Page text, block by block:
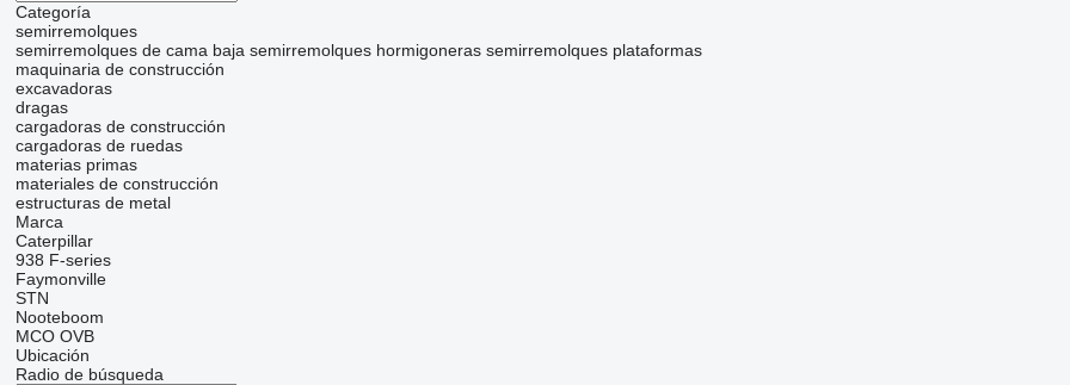
Categoría
semirremolques
semirremolques de cama baja semirremolques hormigoneras semirremolques plataformas
maquinaria de construcción
excavadoras
dragas
cargadoras de construcción
cargadoras de ruedas
materias primas
materiales de construcción
estructuras de metal
Marca
Caterpillar
938 F-series
Faymonville
STN
Nooteboom
MCO OVB
Ubicación
Radio de búsqueda